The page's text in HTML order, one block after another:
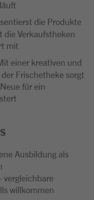
die Produkte
die Verkaufstheken
mit
einer kreativen und
Frischetheke sorgt
für ein
Ausbildung als
vergleichbare
willkommen